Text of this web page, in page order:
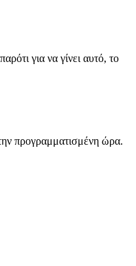
για να γίνει αυτό, το
προγραμματισμένη ώρα.